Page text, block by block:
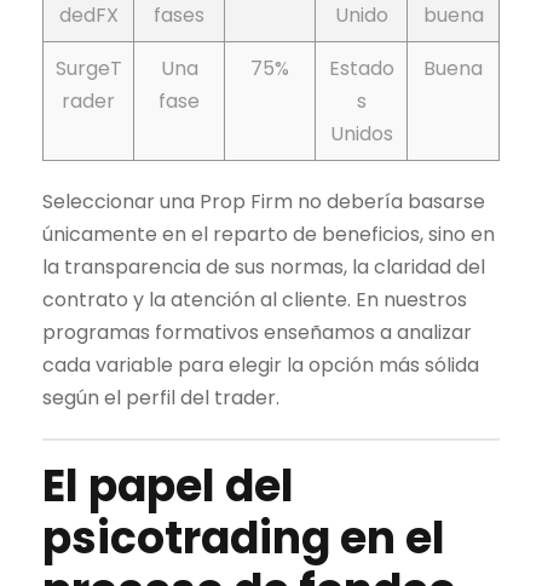
dedFX
fases
Unido
buena
SurgeT
rader
Una
fase
75%
Estado
s
Unidos
Buena
Seleccionar una Prop Firm no debería basarse
únicamente en el reparto de beneficios, sino en
la transparencia de sus normas, la claridad del
contrato y la atención al cliente. En nuestros
programas formativos enseñamos a analizar
cada variable para elegir la opción más sólida
según el perfil del trader.
El papel del
psicotrading en el